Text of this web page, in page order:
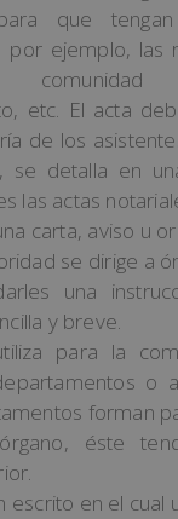
que
por ejemplo, las
etc. El acta
de los
se detalla en
las actas
carta, aviso u
se dirige a
una
y breve.
para la
o
forman
éste
escrito en el cual